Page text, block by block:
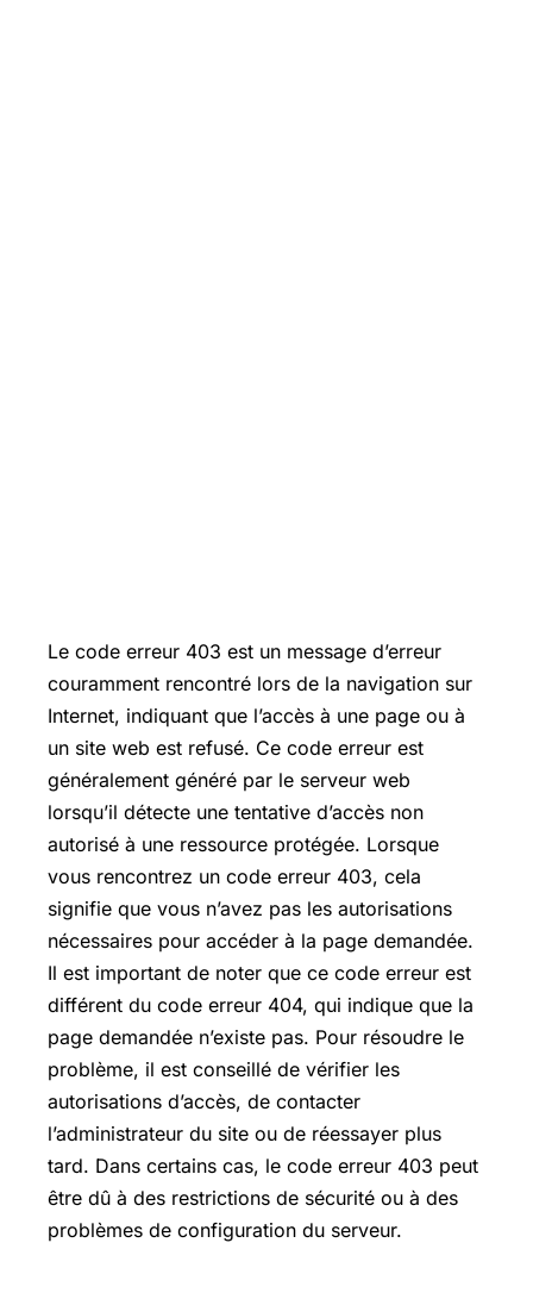
Le code erreur 403 est un message d’erreur
couramment rencontré lors de la navigation sur
Internet, indiquant que l’accès à une page ou à
un site web est refusé. Ce code erreur est
généralement généré par le serveur web
lorsqu’il détecte une tentative d’accès non
autorisé à une ressource protégée. Lorsque
vous rencontrez un code erreur 403, cela
signifie que vous n’avez pas les autorisations
nécessaires pour accéder à la page demandée.
Il est important de noter que ce code erreur est
différent du code erreur 404, qui indique que la
page demandée n’existe pas. Pour résoudre le
problème, il est conseillé de vérifier les
autorisations d’accès, de contacter
l’administrateur du site ou de réessayer plus
tard. Dans certains cas, le code erreur 403 peut
être dû à des restrictions de sécurité ou à des
problèmes de configuration du serveur.